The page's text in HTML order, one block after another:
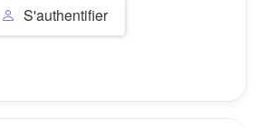
S'authentifier